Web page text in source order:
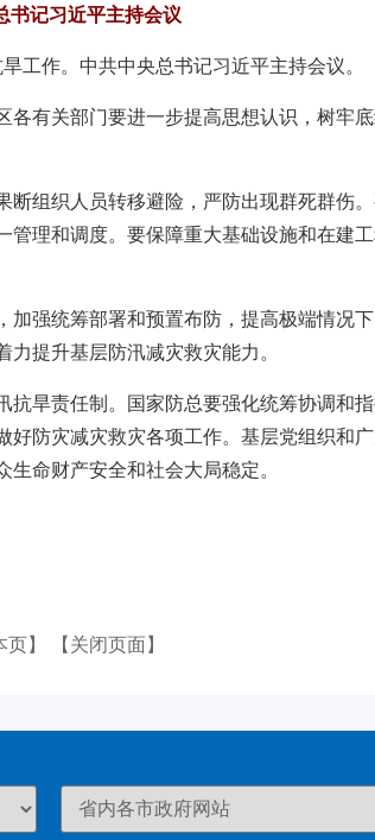
书记习近平主持会议
工作。中共中央总书记习近平主持会议。
有关部门要进一步提高思想认识，树牢
组织人员转移避险，严防出现群死群伤
理和调度。要保障重大基础设施和在建
强统筹部署和预置布防，提高极端情况
提升基层防汛减灾救灾能力。
旱责任制。国家防总要强化统筹协调和
防灾减灾救灾各项工作。基层党组织和
命财产安全和社会大局稳定。
页】 【关闭页面】